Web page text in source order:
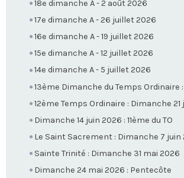
18e dimanche A - 2 août 2026
17e dimanche A - 26 juillet 2026
16e dimanche A - 19 juillet 2026
15e dimanche A - 12 juillet 2026
14e dimanche A - 5 juillet 2026
13ème Dimanche du Temps Ordinaire
12ème Temps Ordinaire : Dimanche 21
Dimanche 14 juin 2026 : 11ème du TO
Le Saint Sacrement : Dimanche 7 juin
Sainte Trinité : Dimanche 31 mai 2026
Dimanche 24 mai 2026 : Pentecôte